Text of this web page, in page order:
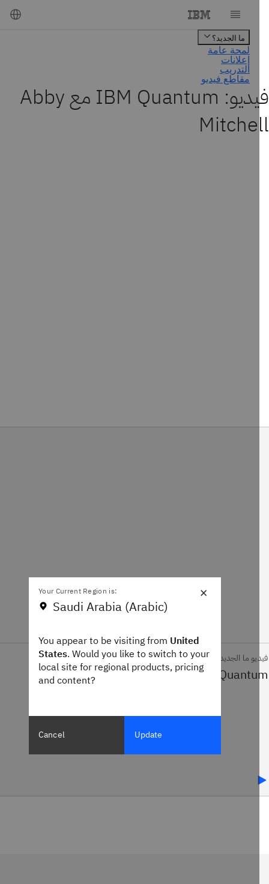
فيديو: IBM Quantum مع Abby
ما الجديد
Your Current Region is:
Saudi Arabia (Arabic)
You appear to be visiting fromUnited
States. Would you like to switch to your
local site for regional products, pricing
and content?
Cancel Update